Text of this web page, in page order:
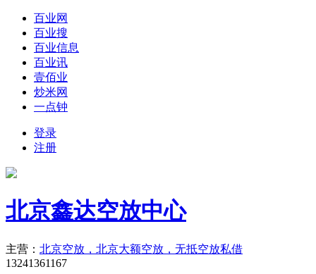
百业网
百业搜
百业信息
百业讯
壹佰业
炒米网
一点钟
登录
注册
北京鑫达空放中心
主营： 北京空放，北京大额空放，无抵空放私借
13241361167